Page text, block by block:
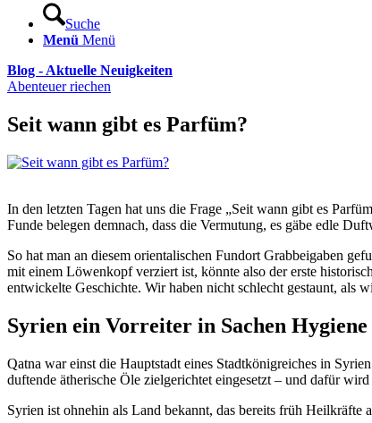
Suche
Menü Menü
Blog - Aktuelle Neuigkeiten
Abenteuer riechen
Seit wann gibt es Parfüm?
In den letzten Tagen hat uns die Frage „Seit wann gibt es
Funde belegen demnach, dass die Vermutung, es gäbe edle
So hat man an diesem orientalischen Fundort Grabbeigaben
mit einem Löwenkopf verziert ist, könnte also der erste
entwickelte Geschichte. Wir haben nicht schlecht gestaunt, als
Syrien ein Vorreiter in Sachen Hygiene
Qatna war einst die Hauptstadt eines Stadtkönigreiches in
duftende ätherische Öle zielgerichtet eingesetzt – und dafür
Syrien ist ohnehin als Land bekannt, das bereits früh Heilkräfte